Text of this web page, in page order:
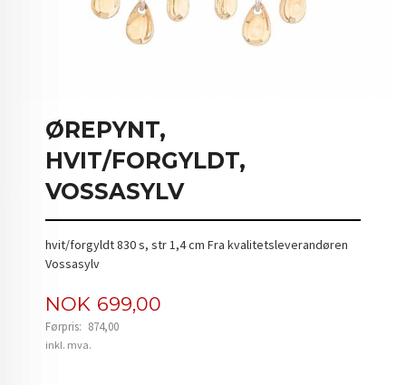
ØREPYNT,
HVIT/FORGYLDT,
VOSSASYLV
hvit/forgyldt 830 s, str 1,4 cm Fra kvalitetsleverandøren
Vossasylv
Tilbud
NOK 699,00
Førpris: 874,00
Rabatt
inkl. mva.